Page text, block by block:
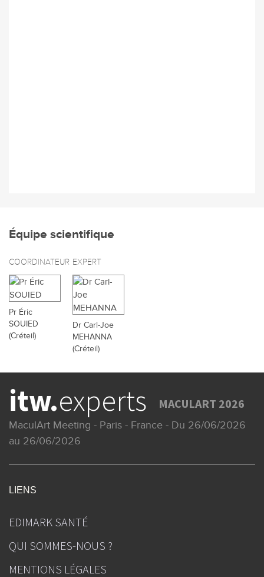
Équipe scientifique
COORDINATEUR
Pr Éric
SOUIED
(Créteil)
EXPERT
Dr Carl-Joe
MEHANNA
(Créteil)
itw.experts MACULART 2026
MaculArt Meeting - Paris - France - Du 26/06/2026
au 26/06/2026
LIENS
EDIMARK SANTÉ
QUI SOMMES-NOUS ?
MENTIONS LÉGALES